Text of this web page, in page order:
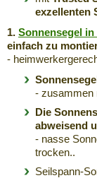
exzellenten
1. Sonnensegel
einfach zu
-
- zusammen
Die
abweisend
- nasse
trocken..
Seilspann-